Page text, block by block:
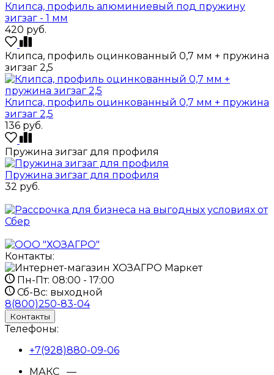
Клипса, профиль алюминиевый под пружину
зигзаг - 1 мм
420 руб.
Клипса, профиль оцинкованный 0,7 мм + пружина
зигзаг 2,5
Клипса, профиль оцинкованный 0,7 мм + пружина
зигзаг 2,5
136 руб.
Пружина зигзаг для профиля
Пружина зигзаг для профиля
32 руб.
Контакты:
Пн-Пт: 08:00 - 17:00
Сб-Вс: выходной
8(800)250-83-04
Контакты
Телефоны:
+7(928)880-09-06
МАКС —